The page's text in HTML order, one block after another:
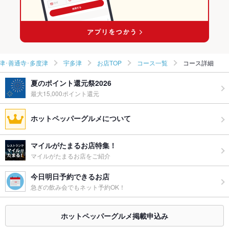
･善通寺･多度津 宇多津 お店TOP コース一覧 コース詳細
夏のポイント還元祭2026
最大15,000ポイント還元
ホットペッパーグルメについて
マイルがたまるお店特集！
マイルがたまるお店をご紹介
今日明日予約できるお店
急ぎの飲み会でもネット予約OK！
ホットペッパーグルメ掲載申込み